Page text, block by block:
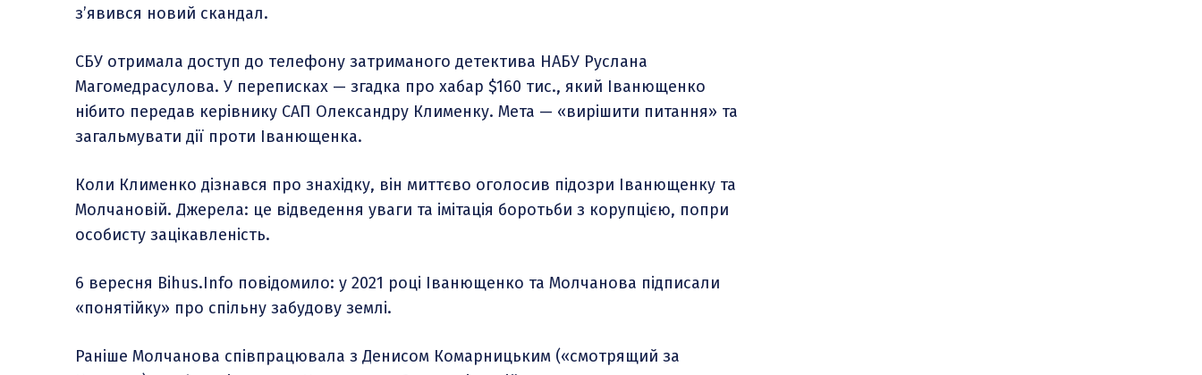
з’явився новий скандал.
СБУ отримала доступ до телефону затриманого детектива НАБУ Руслана
Магомедрасулова. У переписках — згадка про хабар $160 тис., який Іванющенко
нібито передав керівнику САП Олександру Клименку. Мета — «вирішити питання» та
загальмувати дії проти Іванющенка.
Коли Клименко дізнався про знахідку, він миттєво оголосив підозри Іванющенку та
Молчановій. Джерела: це відведення уваги та імітація боротьби з корупцією, попри
особисту зацікавленість.
6 вересня Bihus.Info повідомило: у 2021 році Іванющенко та Молчанова підписали
«понятійку» про спільну забудову землі.
Раніше Молчанова співпрацювала з Денисом Комарницьким («смотрящий за